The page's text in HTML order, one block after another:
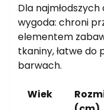
Dla
wygoda: chroni
elementem
tkaniny, łatwe do
barwach.
Wiek